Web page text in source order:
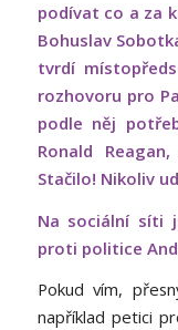
podívat co a za
Bohuslav
tvrdí
rozhovoru pro
podle něj
Ronald
Stačilo! Nikoliv
Na sociální síti
proti politice
Pokud vím,
například petici